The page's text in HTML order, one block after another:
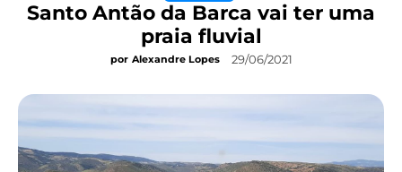
Santo Antão da Barca vai ter uma
praia fluvial
por Alexandre Lopes 29/06/2021